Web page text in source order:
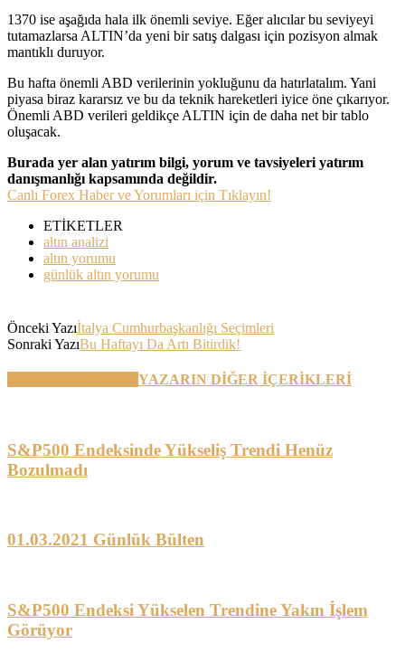
1370 ise aşağıda hala ilk önemli seviye. Eğer alıcılar bu seviyeyi
tutamazlarsa ALTIN’da yeni bir satış dalgası için pozisyon almak
mantıklı duruyor.
Bu hafta önemli ABD verilerinin yokluğunu da hatırlatalım. Yani
piyasa biraz kararsız ve bu da teknik hareketleri iyice öne çıkarıyor.
Önemli ABD verileri geldikçe ALTIN için de daha net bir tablo
oluşacak.
Burada yer alan yatırım bilgi, yorum ve tavsiyeleri yatırım
danışmanlığı kapsamında değildir.
Canlı Forex Haber ve Yorumları için Tıklayın!
ETİKETLER
altın analizi
altın yorumu
günlük altın yorumu
Önceki Yazıİtalya Cumhurbaşkanlığı Seçimleri
Sonraki YazıBu Haftayı Da Artı Bitirdik!
YAZARIN DİĞER İÇERİKLERİ
S&P500 Endeksinde Yükseliş Trendi Henüz
Bozulmadı
01.03.2021 Günlük Bülten
S&P500 Endeksi Yükselen Trendine Yakın İşlem
Görüyor